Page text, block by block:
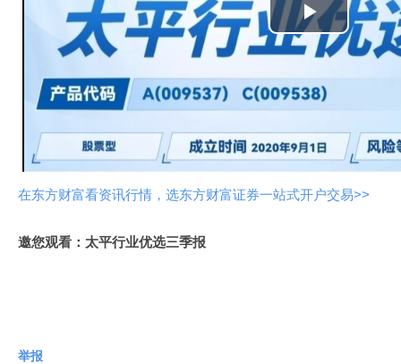
播
放
视
频
在东方财富看资讯行情，选东方财富证券一站式开户交易>>
邀您观看：太平行业优选三季报
举报